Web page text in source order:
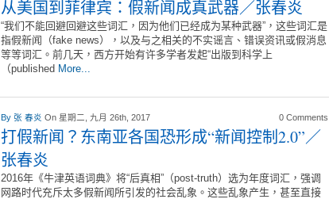
从美国到菲律宾：假新闻成真武器／张春炎
“我们不能回避回避这些词汇，因为他们已经成为某种武器”，这些词汇是
指假新闻（fake news），以及与之相关的不实谣言、错误资讯或假消息
等等词汇。前几天，西方开始有许多学者发起“出版到科学上
（published More...
By 张 春炎 On 星期二, 九月 26th, 2017 0 Comments
打假新闻？东南亚各国恐形成“新闻控制2.0”／
张春炎
2016年《牛津英语词典》将“后真相”（post-truth）选为年度词汇，强调
网路时代充斥太多假新闻所引发的社会乱象。这些乱象产生，甚至直接